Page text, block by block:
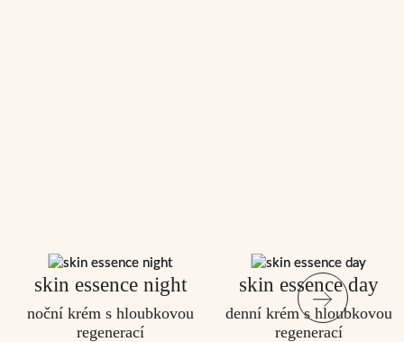
skin essence night
noční krém s hloubkovou
regenerací
skin essence day
denní krém s hloubkovou
regenerací